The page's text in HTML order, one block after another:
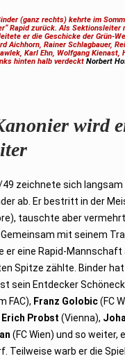
(ganz rechts) kehrte im
Rapid zurück. Als Sektionsleiter
er die Geschicke der Grün-
Aichhorn, Rainer Schlagbauer,
Karl Ehn, Wolfgang Kienast,
hinten halb verdecktNorbert
wird
49 zeichnete sich langsam
ab. Er bestritt in der
tauschte aber
mit seinem
er eine Rapid-Mannschaft
Spitze zählte. Binder
sein Entdecker
FAC), Franz Golobic(FC
Erich Probst(Vienna),
(FC Wien) und so weiter,
Teilweise warb er die